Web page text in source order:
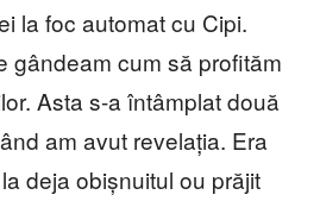
la foc automat cu Cipi.
gândeam cum să profităm
Asta s-a întâmplat două
am avut revelația. Era
deja obișnuitul ou prăjit